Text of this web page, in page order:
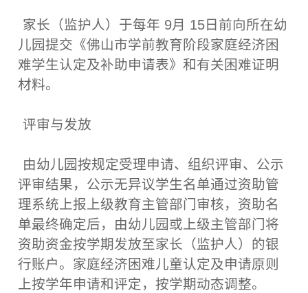
家长（监护人）于每年 9月 15日前向所在幼
儿园提交《佛山市学前教育阶段家庭经济困
难学生认定及补助申请表》和有关困难证明
材料。
评审与发放
由幼儿园按规定受理申请、组织评审、公示
评审结果，公示无异议学生名单通过资助管
理系统上报上级教育主管部门审核，资助名
单最终确定后，由幼儿园或上级主管部门将
资助资金按学期发放至家长（监护人）的银
行账户。家庭经济困难儿童认定及申请原则
上按学年申请和评定，按学期动态调整。